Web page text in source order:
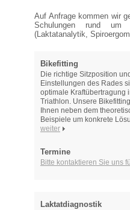
Auf Anfrage kommen wir
Schulungen rund um
(Laktatanalytik,
Bikefitting
Die richtige Sitzposition
Einstellungen des Rades
optimale Kraftübertragung
Triathlon. Unsere
Ihnen neben dem
Beispiele um konkrete
weiter
Termine
Bitte kontaktieren Sie uns
Laktatdiagnostik